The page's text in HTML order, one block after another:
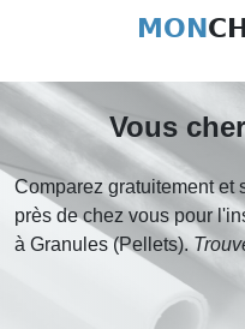
MON
Vous
Comparez gratuitement et
près de chez vous pour
à Granules (Pellets).